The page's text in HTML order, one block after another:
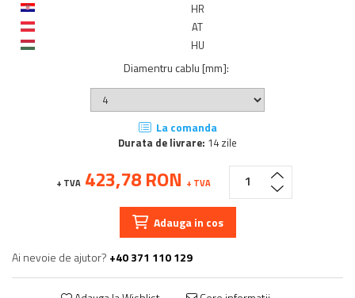
HR
AT
HU
Diamentru cablu [mm]:
La comanda
Durata de livrare: 14 zile
+ TVA 423,78 RON + TVA
Adauga in cos
Ai nevoie de ajutor? +40 371 110 129